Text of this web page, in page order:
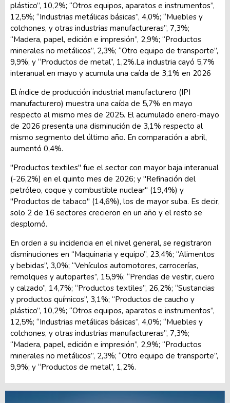
plástico”, 10,2%; “Otros equipos, aparatos e instrumentos”,
12,5%; “Industrias metálicas básicas”, 4,0%; “Muebles y
colchones, y otras industrias manufactureras”, 7,3%;
“Madera, papel, edición e impresión”, 2,9%; “Productos
minerales no metálicos”, 2,3%; “Otro equipo de transporte”,
9,9%; y “Productos de metal”, 1,2%.La industria cayó 5,7%
interanual en mayo y acumula una caída de 3,1% en 2026
El índice de producción industrial manufacturero (IPI
manufacturero) muestra una caída de 5,7% en mayo
respecto al mismo mes de 2025. El acumulado enero-mayo
de 2026 presenta una disminución de 3,1% respecto al
mismo segmento del último año. En comparación a abril,
aumentó 0,4%.
"Productos textiles" fue el sector con mayor baja interanual
(-26,2%) en el quinto mes de 2026; y "Refinación del
petróleo, coque y combustible nuclear" (19,4%) y
"Productos de tabaco" (14,6%), los de mayor suba. Es decir,
solo 2 de 16 sectores crecieron en un año y el resto se
desplomó.
En orden a su incidencia en el nivel general, se registraron
disminuciones en “Maquinaria y equipo”, 23,4%; “Alimentos
y bebidas”, 3,0%; “Vehículos automotores, carrocerías,
remolques y autopartes”, 15,9%; “Prendas de vestir, cuero
y calzado”, 14,7%; “Productos textiles”, 26,2%; “Sustancias
y productos químicos”, 3,1%; “Productos de caucho y
plástico”, 10,2%; “Otros equipos, aparatos e instrumentos”,
12,5%; “Industrias metálicas básicas”, 4,0%; “Muebles y
colchones, y otras industrias manufactureras”, 7,3%;
“Madera, papel, edición e impresión”, 2,9%; “Productos
minerales no metálicos”, 2,3%; “Otro equipo de transporte”,
9,9%; y “Productos de metal”, 1,2%.